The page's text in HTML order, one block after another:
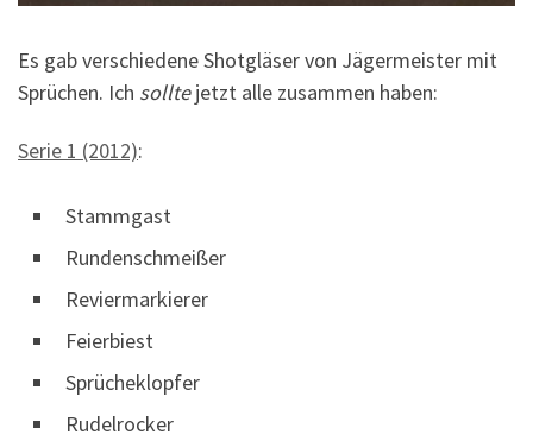
Es gab verschiedene Shotgläser von Jägermeister mit
Sprüchen. Ich solltejetzt alle zusammen haben:
Serie 1 (2012):
Stammgast
Rundenschmeißer
Reviermarkierer
Feierbiest
Sprücheklopfer
Rudelrocker